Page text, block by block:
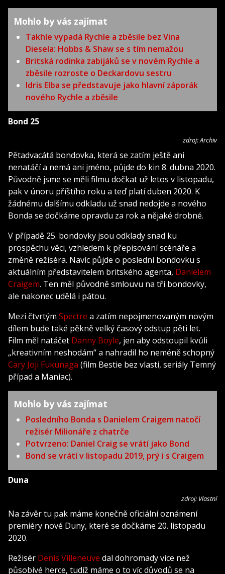
Mohlo by vás zajímat
Takhle vypadá Rychle a zběsile bez Vina
Diesela: Hobbs & Shaw se s tím nemažou
Britská rodinka zabijáků se v novém Rychle a
zběsile rozroste o Deckardovu sestru
Idris Elba se představuje jako hlavní záporák
nového Rychle a zběsile
Bond 25
zdroj: Archiv
Pětadvacátá bondovka, která se zatím ještě ani
nenatáčí a nemá ani jméno, půjde do kin 8. dubna 2020.
Původně jsme se měli filmu dočkat už letos v listopadu,
pak v únoru příštího roku a teď platí duben 2020. K
žádnému dalšímu odkladu už snad nedojde a nového
Bonda se dočkáme opravdu za rok a nějaké drobné.
V případě 25. bondovky jsou odklady snad ku
prospěchu věci, vzhledem k přepisování scénáře a
změně režiséra. Navíc půjde o poslední bondovku s
aktuálním představitelem britského agenta, Danielem
Craigem. Ten měl původně smlouvu na tři bondovky,
ale nakonec udělá i pátou.
Mezi čtvrtým Spectre a zatím nepojmenovaným novým
dílem bude také pěkně velký časový odstup pěti let.
Film měl natáčet Danny Boyle, jen aby odstoupil kvůli
„kreativním neshodám“ a nahradil ho neméně schopný
Cary Joji Fukunaga (film Bestie bez vlasti, seriály Temný
případ a Maniac).
Mohlo by vás zajímat
Posledního Bonda s Danielem Craigem natočí
režisér Milionáře z chatrče
Potvrzeno: Daniel Craig se vrátí jako Bond
Bond se vrátí v listopadu 2019, prý i s Craigem
Duna
zdroj: Vlastní
Na závěr tu pak máme konečně oficiální oznámení
premiéry nové Duny, které se dočkáme 20. listopadu
2020.
Režisér Denis Villeneuve dal dohromady více než
působivé herce, tudíž máme o to víc důvodů se na